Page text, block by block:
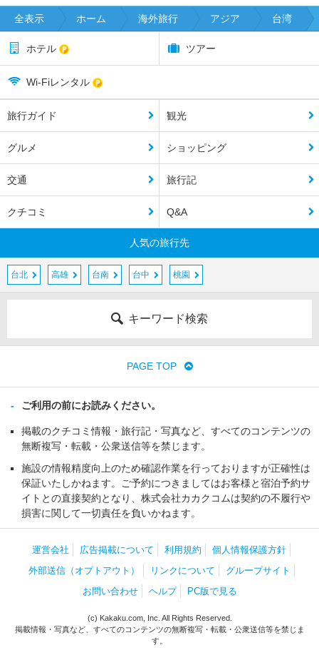
全表示 ホーム 海外旅行 アジア 台湾
ホテル ツアー
Wi-Fiレンタル
旅行ガイド 観光
グルメ ショッピング
交通 旅行記
クチコミ Q&A
人気の旅行先
台北 高雄 台南 台中 桃園
キーワード検索
PAGE TOP
ご利用の前にお読みください。
掲載のクチコミ情報・旅行記・写真など、すべてのコンテンツの
無断複写・転載・公衆送信等を禁じます。
施設の情報精度向上のため確認作業を行っておりますが正確性は
保証いたしかねます。ご予約につきましてはお客様と宿泊予約サ
イトとの直接契約となり、株式会社カカクコムは契約の不履行や
損害に関して一切責任を負いかねます。
運営会社 広告掲載について 利用規約
個人情報保護方針
外部送信（オプトアウト）
リンクについて
グループサイト
お問い合わせ
ヘルプ PC版で見る
(c) Kakaku.com, Inc. All Rights Reserved.
掲載情報・写真など、すべてのコンテンツの無断複写・転載・公衆送信等を禁じま
す。